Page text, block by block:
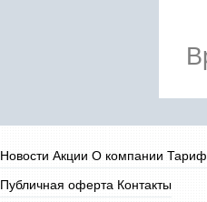
Новости Акции О компании
Публичная оферта Контакты